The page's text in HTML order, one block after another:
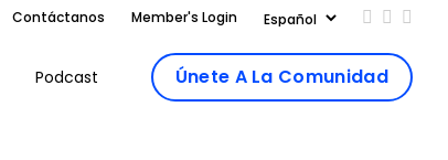
Contáctanos Member's Login Add us
Follow
Podcast Únete A La Comunidad